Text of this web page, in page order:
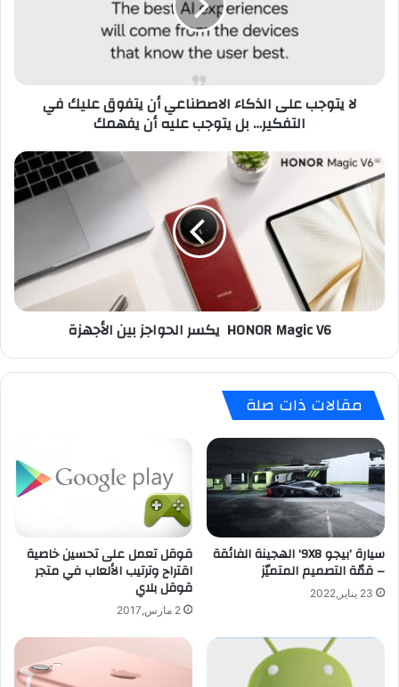
التفكير…
عليه
أن
لا يتوجب على الذكاء الاصطناعي أن يتفوق عليك في
التفكير… بل يتوجب عليه أن يفهمك
HONOR
Magic
يكسر
الحواجز
بين
الأجهزة
HONOR Magic V6 يكسر الحواجز بين الأجهزة
مقالات ذات صلة
سيارة ’بيجو 9X8‘ الهجينة الفائقة
– قمّة التصميم المتميّز
23 يناير,2022
قوقل تعمل على تحسين خاصية
اقتراح وترتيب الألعاب في متجر
قوقل بلاي
2 مارس,2017